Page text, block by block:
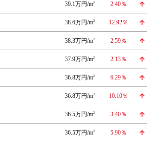
39.1万円/m2 2.40％
38.6万円/m2 12.92％
38.3万円/m2 2.59％
37.9万円/m2 2.13％
36.8万円/m2 6.29％
36.8万円/m2 10.10％
36.5万円/m2 3.40％
36.5万円/m2 5.90％